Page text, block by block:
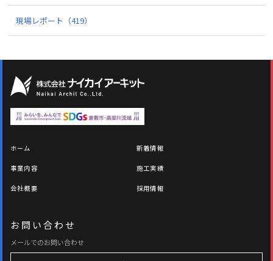
現場レポート （419）
ホーム 新着情報
事業内容 施工実績
会社概要 採用情報
お問い合わせ
メールでのお問い合わせ